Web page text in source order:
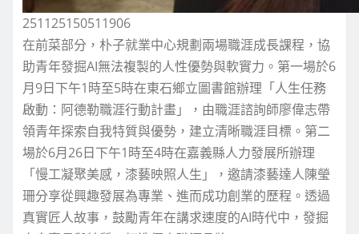
251125150511906
在前菜部分，朴子就業中心規劃兩場職涯成長課程，協
助青年發掘AI無法複製的人性優勢與軟實力。第一場於6
月9日下午1時至5時在東石鄉立圖書館辦理「人生任務
啟動：阿德勒職涯行動計畫」，由職涯諮詢師廖偉志帶
領青年探索自我特質與優勢，建立清晰職涯目標。第二
場於6月26日下午1時至4時在嘉義縣人力發展所辦理
「慢工凝聚美感，漆藝映照人生」，邀請漆藝達人陳瑩
珊分享從興趣發展為專業、進而成功創業的歷程。透過
真實匠人故事，鼓勵青年在講求速度的AI時代中，發掘